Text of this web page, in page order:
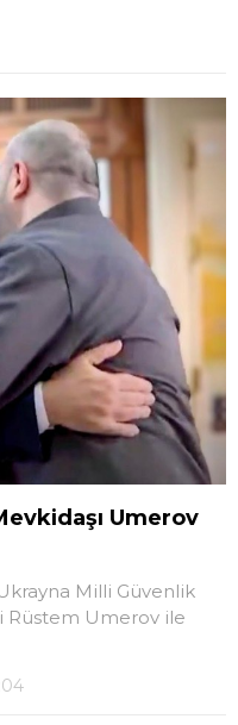
Umerov
Milli Güvenlik
Rüstem Umerov ile